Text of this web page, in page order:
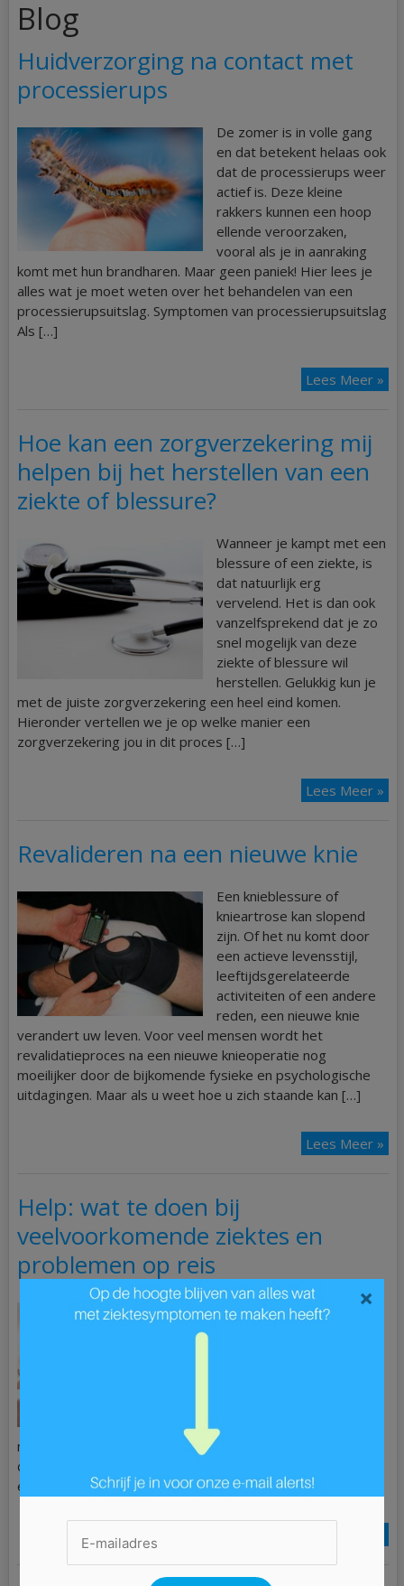
Blog
Huidverzorging na contact met
processierups
De zomer is in volle gang
en dat betekent helaas ook
dat de processierups weer
actief is. Deze kleine
rakkers kunnen een hoop
ellende veroorzaken,
vooral als je in aanraking
komt met hun brandharen. Maar geen paniek! Hier lees je
alles wat je moet weten over het behandelen van een
processierupsuitslag. Symptomen van processierupsuitslag
Als […]
Lees Meer »
Hoe kan een zorgverzekering mij
helpen bij het herstellen van een
ziekte of blessure?
Wanneer je kampt met een
blessure of een ziekte, is
dat natuurlijk erg
vervelend. Het is dan ook
vanzelfsprekend dat je zo
snel mogelijk van deze
ziekte of blessure wil
herstellen. Gelukkig kun je
met de juiste zorgverzekering een heel eind komen.
Hieronder vertellen we je op welke manier een
zorgverzekering jou in dit proces […]
Lees Meer »
Revalideren na een nieuwe knie
Een knieblessure of
knieartrose kan slopend
zijn. Of het nu komt door
een actieve levensstijl,
leeftijdsgerelateerde
activiteiten of een andere
reden, een nieuwe knie
verandert uw leven. Voor veel mensen wordt het
revalidatieproces na een nieuwe knieoperatie nog
moeilijker door de bijkomende fysieke en psychologische
uitdagingen. Maar als u weet hoe u zich staande kan […]
Lees Meer »
Help: wat te doen bij
veelvoorkomende ziektes en
problemen op reis
Het is eindelijk
zorgeloos op reis gaan,
maar soms lukt dat niet helemaal. Er zijn allerlei problemen
die op kunnen duiken tijdens je vakantie: van vliegangst tot
een voedselvergiftiging op een verre bestemming. In […]
×